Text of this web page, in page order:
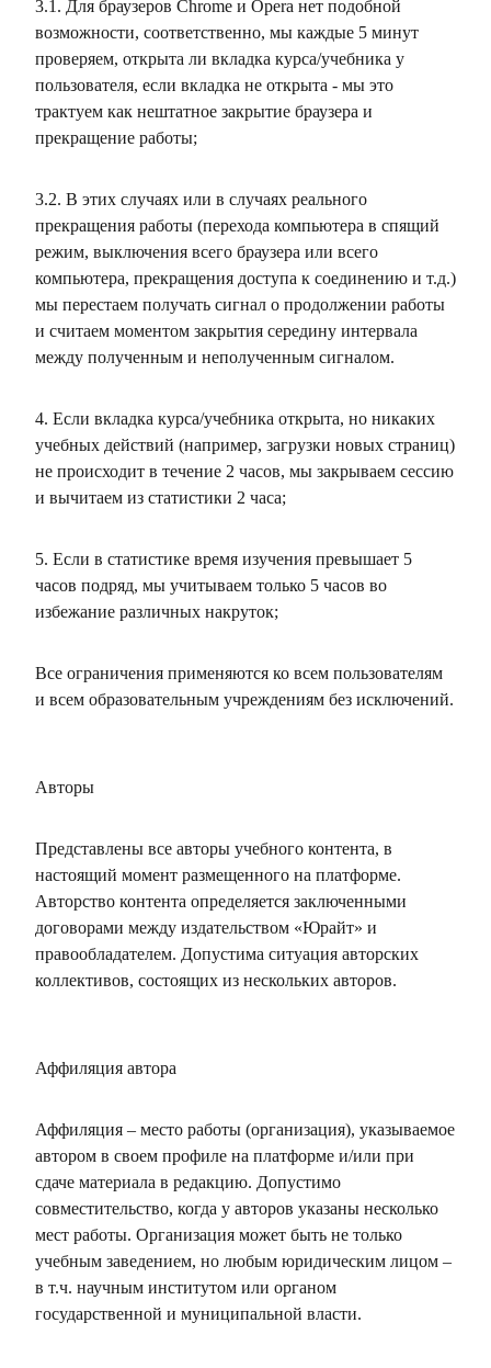
3.1. Для браузеров Chrome и Opera нет подобной
возможности, соответственно, мы каждые 5 минут
проверяем, открыта ли вкладка курса/учебника у
пользователя, если вкладка не открыта - мы это
трактуем как нештатное закрытие браузера и
прекращение работы;
3.2. В этих случаях или в случаях реального
прекращения работы (перехода компьютера в спящий
режим, выключения всего браузера или всего
компьютера, прекращения доступа к соединению и т.д.)
мы перестаем получать сигнал о продолжении работы
и считаем моментом закрытия середину интервала
между полученным и неполученным сигналом.
4. Если вкладка курса/учебника открыта, но никаких
учебных действий (например, загрузки новых страниц)
не происходит в течение 2 часов, мы закрываем сессию
и вычитаем из статистики 2 часа;
5. Если в статистике время изучения превышает 5
часов подряд, мы учитываем только 5 часов во
избежание различных накруток;
Все ограничения применяются ко всем пользователям
и всем образовательным учреждениям без исключений.
Авторы
Представлены все авторы учебного контента, в
настоящий момент размещенного на платформе.
Авторство контента определяется заключенными
договорами между издательством «Юрайт» и
правообладателем. Допустима ситуация авторских
коллективов, состоящих из нескольких авторов.
Аффиляция автора
Аффиляция – место работы (организация), указываемое
автором в своем профиле на платформе и/или при
сдаче материала в редакцию. Допустимо
совместительство, когда у авторов указаны несколько
мест работы. Организация может быть не только
учебным заведением, но любым юридическим лицом –
в т.ч. научным институтом или органом
государственной и муниципальной власти.